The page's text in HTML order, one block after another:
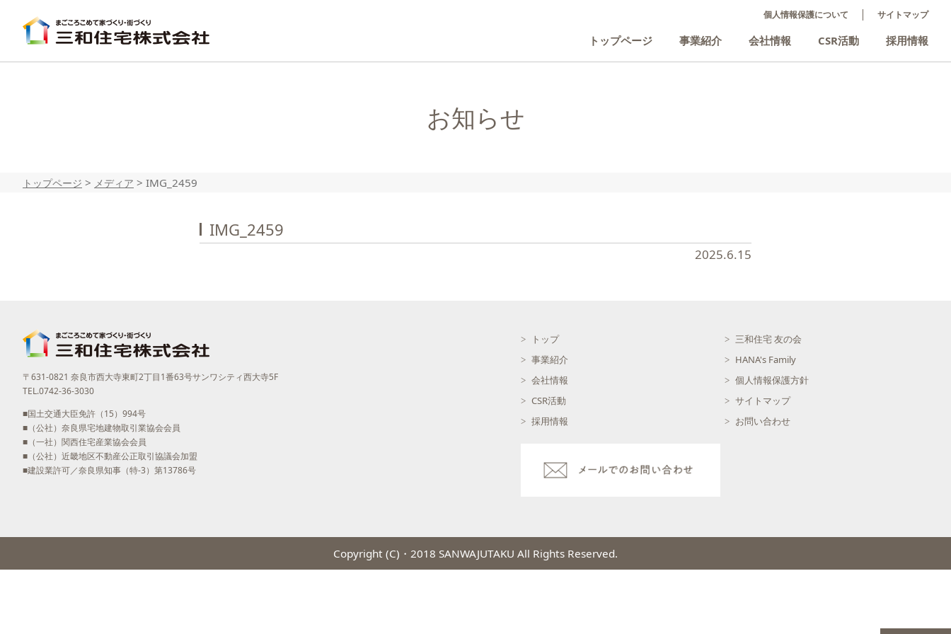
個人情報保護について サイトマップ
トップページ 事業紹介 会社情報 CSR活動 採用情報
お知らせ
トップページ > メディア > IMG_2459
IMG_2459
2025.6.15
トップ
事業紹介
会社情報
CSR活動
採用情報
三和住宅 友の会
HANA's Family
個人情報保護方針
サイトマップ
お問い合わせ
〒631-0821 奈良市西大寺東町2丁目1番63号サンワシティ西大寺5F
TEL.0742-36-3030
■国土交通大臣免許（15）994号
■（公社）奈良県宅地建物取引業協会会員
■（一社）関西住宅産業協会会員
■（公社）近畿地区不動産公正取引協議会加盟
■建設業許可／奈良県知事（特-3）第13786号
Copyright (C)・2018 SANWAJUTAKU All Rights Reserved.